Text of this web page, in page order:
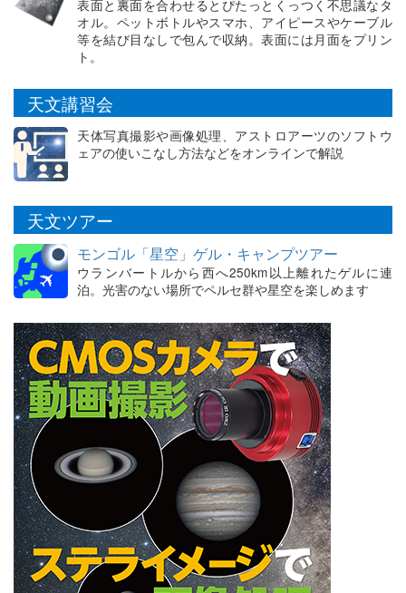
表面と裏面を合わせるとぴたっとくっつく不思議なタ
オル。ペットボトルやスマホ、アイピースやケーブル
等を結び目なしで包んで収納。表面には月面をプリン
ト。
天文講習会
天体写真撮影や画像処理、アストロアーツのソフトウ
ェアの使いこなし方法などをオンラインで解説
天文ツアー
モンゴル「星空」ゲル・キャンプツアー
ウランバートルから西へ250km以上離れたゲルに連
泊。光害のない場所でペルセ群や星空を楽しめます